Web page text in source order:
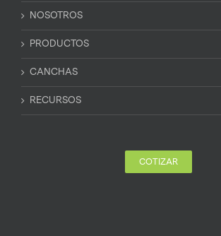
NOSOTROS
PRODUCTOS
CANCHAS
RECURSOS
COTIZAR